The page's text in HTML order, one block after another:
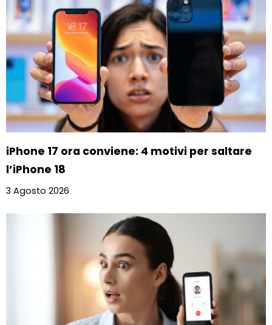
iPhone 17 ora conviene: 4 motivi per saltare
l’iPhone 18
3 Agosto 2026